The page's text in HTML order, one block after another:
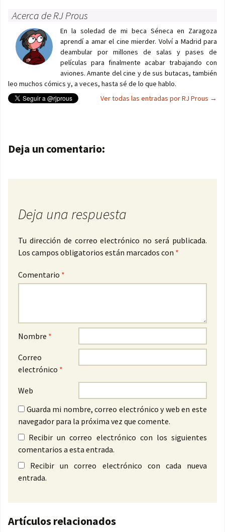
Acerca de RJ Prous
En la soledad de mi beca Séneca en Zaragoza
aprendí a amar el cine mierder. Volví a Madrid para
deambular por millones de salas y pases de
películas para finalmente acabar trabajando con
aviones. Amante del cine y de sus butacas, también
leo muchos cómics y, a veces, hasta sé de lo que hablo.
Ver todas las entradas por RJ Prous →
Navegación de entradas
Deja un comentario:
Deja una respuesta
Tu dirección de correo electrónico no será publicada.
Los campos obligatorios están marcados con *
Comentario *
Nombre *
Correo
electrónico *
Web
Guarda mi nombre, correo electrónico y web en este
navegador para la próxima vez que comente.
Recibir un correo electrónico con los siguientes
comentarios a esta entrada.
Recibir un correo electrónico con cada nueva
entrada.
Artículos relacionados